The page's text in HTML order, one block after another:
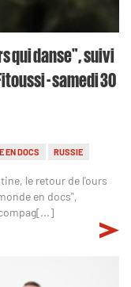
qui danse", suivi
- samedi 30
EN DOCS RUSSIE
le retour de l'ours
en docs",